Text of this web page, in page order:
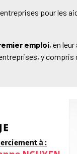
pour les
emploi, en
y compris